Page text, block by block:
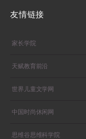
友情链接
家长学院
天赋教育前沿
世界儿童文学网
中国时尚休闲网
思维谷思维科学院